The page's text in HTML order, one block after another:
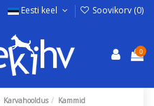
Eesti keel Soovikorv (0)
0
Karvahooldus Kammid